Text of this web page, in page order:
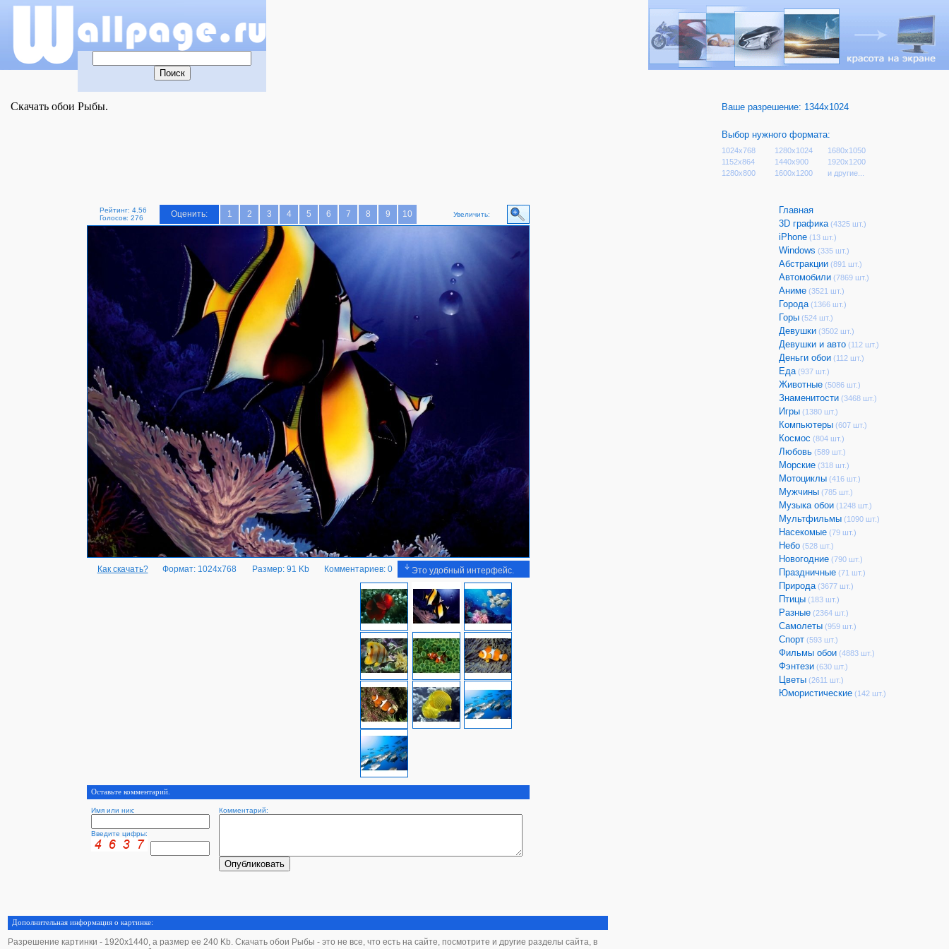
Скачать обои Рыбы. Ваше разрешение: 1344x1024
Выбор нужного формата:
1024x768 1280x1024
1680x1050
1152x864
1440x900
1920x1200
1280x800
1600x1200 и другие...
Рейтинг: 4.56
Голосов: 276
Оценить: 1 2 3 4 5 6 7 8 9 10 Увеличить:
Как скачать? Формат: 1024x768 Размер: 91 Kb Комментариев: 0 Это удобный интерфейс.
Оставьте комментарий.
Имя или ник: Комментарий:
Введите цифры:
Дополнительная информация о картинке:
Разрешение картинки - 1920х1440, а размер ее 240 Kb. Скачать обои Рыбы - это не все, что есть на сайте, посмотрите и другие разделы сайта, в
Главная
3D графика (4325 шт.)
iPhone (13 шт.)
Windows (335 шт.)
Абстракции (891 шт.)
Автомобили (7869 шт.)
Аниме (3521 шт.)
Города (1366 шт.)
Горы (524 шт.)
Девушки (3502 шт.)
Девушки и авто (112 шт.)
Деньги обои (112 шт.)
Еда (937 шт.)
Животные (5086 шт.)
Знаменитости (3468 шт.)
Игры (1380 шт.)
Компьютеры (607 шт.)
Космос (804 шт.)
Любовь (589 шт.)
Морские (318 шт.)
Мотоциклы (416 шт.)
Мужчины (785 шт.)
Музыка обои (1248 шт.)
Мультфильмы (1090 шт.)
Насекомые (79 шт.)
Небо (528 шт.)
Новогодние (790 шт.)
Праздничные (71 шт.)
Природа (3677 шт.)
Птицы (183 шт.)
Разные (2364 шт.)
Самолеты (959 шт.)
Спорт (593 шт.)
Фильмы обои (4883 шт.)
Фэнтези (630 шт.)
Цветы (2611 шт.)
Юмористические (142 шт.)